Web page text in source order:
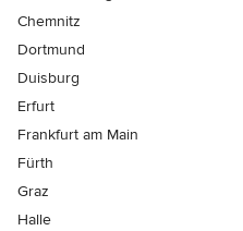
Chemnitz
Dortmund
Duisburg
Erfurt
Frankfurt am Main
Fürth
Graz
Halle